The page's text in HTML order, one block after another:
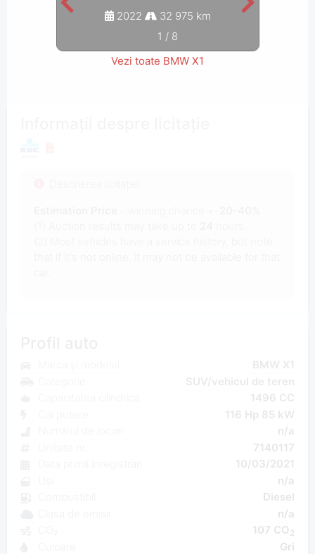
2022
32 975 km
1 / 8
Vezi toate BMW X1
116 Hp 85 kW
n/a
7140117
10/03/2021
n/a
Diesel
n/a
107 CO 2
Gri